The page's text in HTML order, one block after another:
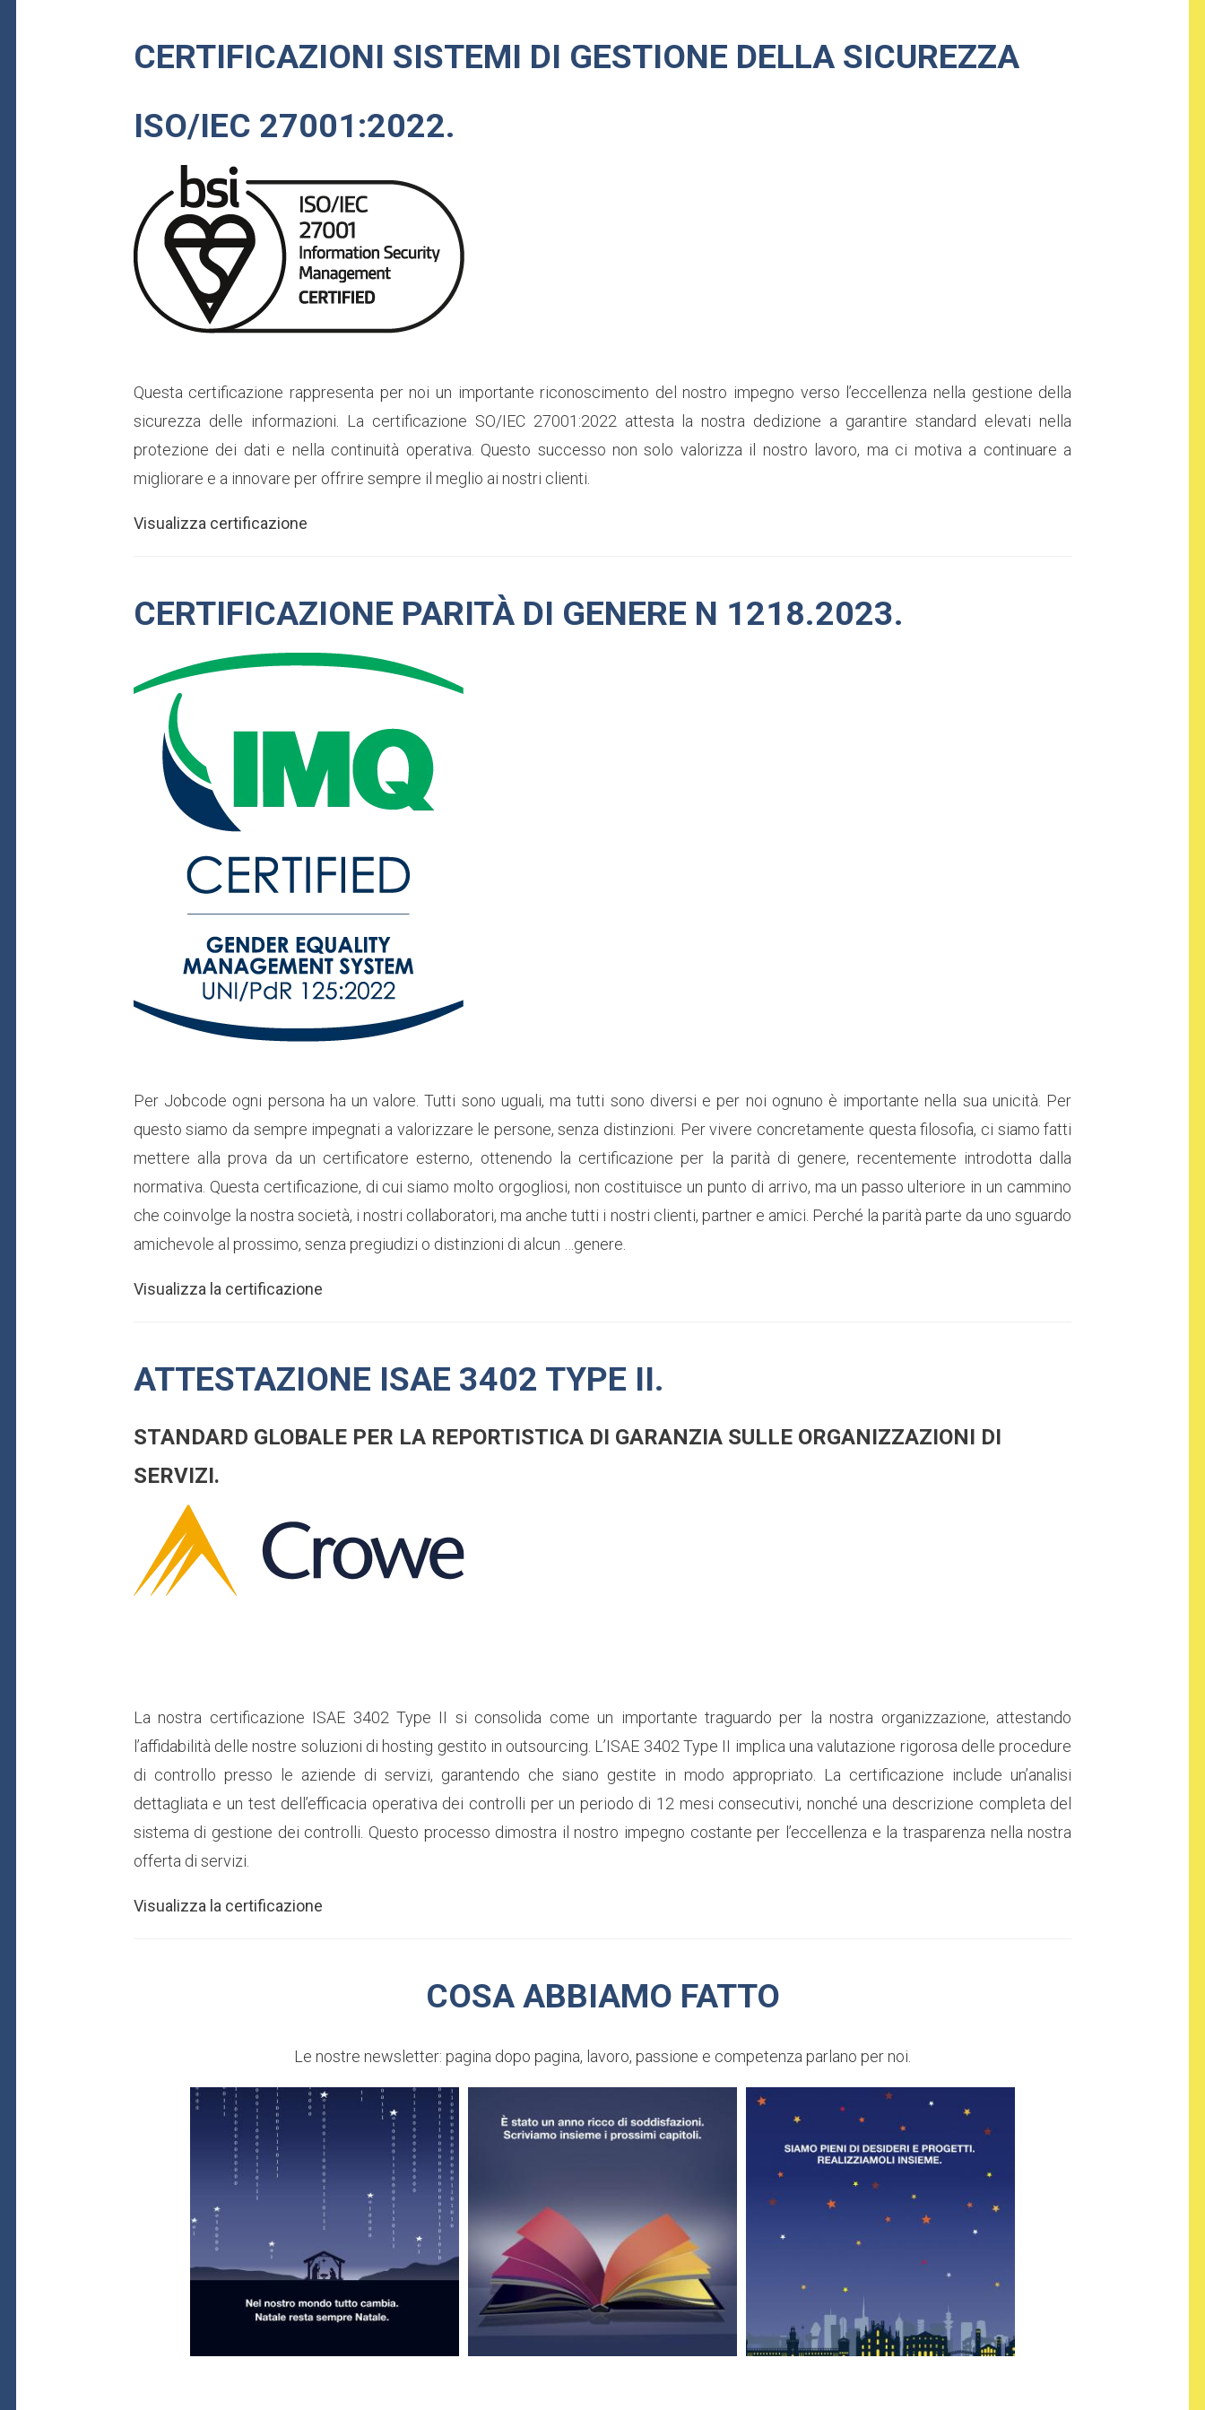
CERTIFICAZIONI SISTEMI DI GESTIONE DELLA SICUREZZA
ISO/IEC 27001:2022.
Immagine
Questa certificazione rappresenta per noi un importante riconoscimento del nostro impegno verso l’eccellenza nella gestione della
sicurezza delle informazioni. La certificazione SO/IEC 27001:2022 attesta la nostra dedizione a garantire standard elevati nella
protezione dei dati e nella continuità operativa. Questo successo non solo valorizza il nostro lavoro, ma ci motiva a continuare a
migliorare e a innovare per offrire sempre il meglio ai nostri clienti.
Visualizza certificazione
CERTIFICAZIONE PARITÀ DI GENERE N 1218.2023.
Immagine
Per Jobcode ogni persona ha un valore. Tutti sono uguali, ma tutti sono diversi e per noi ognuno è importante nella sua unicità. Per
questo siamo da sempre impegnati a valorizzare le persone, senza distinzioni. Per vivere concretamente questa filosofia, ci siamo fatti
mettere alla prova da un certificatore esterno, ottenendo la certificazione per la parità di genere, recentemente introdotta dalla
normativa. Questa certificazione, di cui siamo molto orgogliosi, non costituisce un punto di arrivo, ma un passo ulteriore in un cammino
che coinvolge la nostra società, i nostri collaboratori, ma anche tutti i nostri clienti, partner e amici. Perché la parità parte da uno sguardo
amichevole al prossimo, senza pregiudizi o distinzioni di alcun …genere.
Visualizza la certificazione
ATTESTAZIONE ISAE 3402 TYPE II.
STANDARD GLOBALE PER LA REPORTISTICA DI GARANZIA SULLE ORGANIZZAZIONI DI
SERVIZI.
Immagine
La nostra certificazione ISAE 3402 Type II si consolida come un importante traguardo per la nostra organizzazione, attestando
l’affidabilità delle nostre soluzioni di hosting gestito in outsourcing. L’ISAE 3402 Type II implica una valutazione rigorosa delle procedure
di controllo presso le aziende di servizi, garantendo che siano gestite in modo appropriato. La certificazione include un’analisi
dettagliata e un test dell’efficacia operativa dei controlli per un periodo di 12 mesi consecutivi, nonché una descrizione completa del
sistema di gestione dei controlli. Questo processo dimostra il nostro impegno costante per l’eccellenza e la trasparenza nella nostra
offerta di servizi.
Visualizza la certificazione
COSA ABBIAMO FATTO
Le nostre newsletter: pagina dopo pagina, lavoro, passione e competenza parlano per noi.